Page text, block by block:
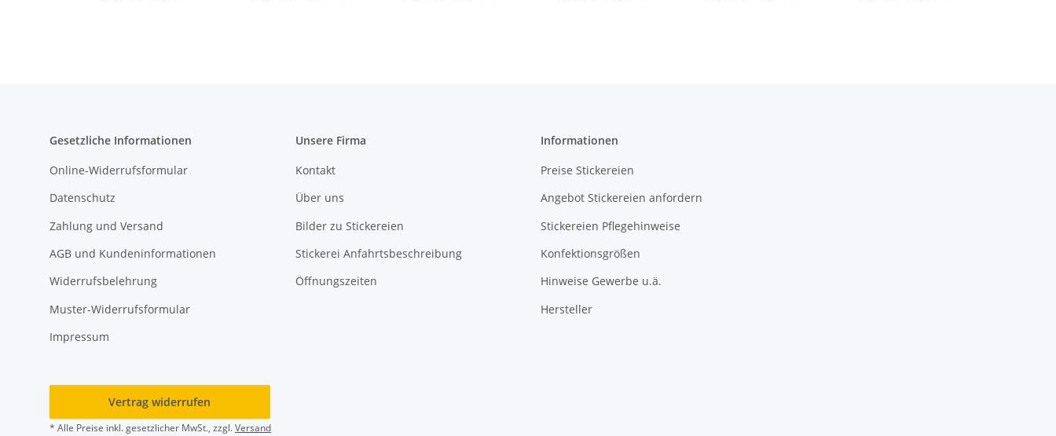
Gesetzliche Informationen
Online-Widerrufsformular
Datenschutz
Zahlung und Versand
AGB und Kundeninformationen
Widerrufsbelehrung
Muster-Widerrufsformular
Impressum
Unsere Firma
Kontakt
Über uns
Bilder zu Stickereien
Stickerei Anfahrtsbeschreibung
Öffnungszeiten
Informationen
Preise Stickereien
Angebot Stickereien anfordern
Stickereien Pflegehinweise
Konfektionsgrößen
Hinweise Gewerbe u.ä.
Hersteller
Vertrag widerrufen
* Alle Preise inkl. gesetzlicher MwSt., zzgl.Versand